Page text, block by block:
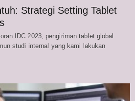
Strategi Setting Tablet
IDC 2023, pengiriman tablet global
studi internal yang kami lakukan